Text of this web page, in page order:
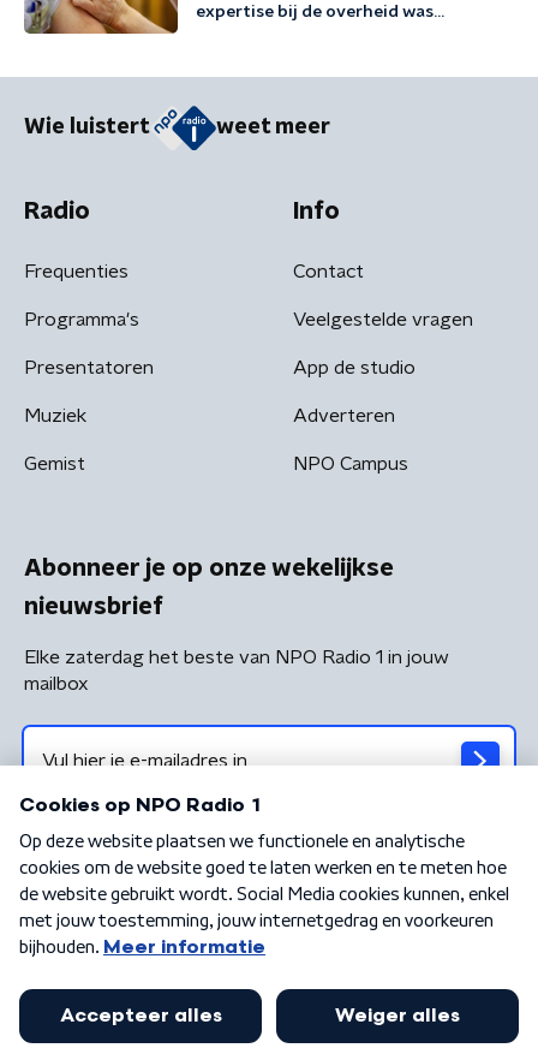
expertise bij de overheid was
Wie luistert weet meer
Radio
Frequenties
Programma's
Presentatoren
Muziek
Gemist
Info
Contact
Veelgestelde vragen
App de studio
Adverteren
NPO Campus
Abonneer je op onze wekelijkse
nieuwsbrief
Elke zaterdag het beste van NPO Radio 1 in jouw
mailbox
Algemene voorwaarden